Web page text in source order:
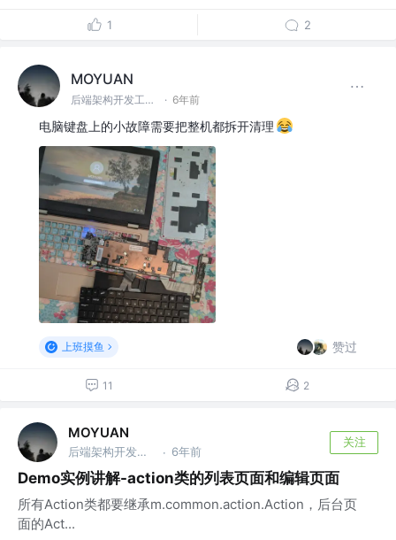
1 2
MOYUAN
后端架构开发工程师 @M快速开发框架 · 6年前
电脑键盘上的小故障需要把整机都拆开清理
上班摸鱼 赞过
11 2
MOYUAN
后端架构开发工程师 @M快速开发框架 · 6年前
关注
Demo实例讲解-action类的列表页面和编辑页面
所有Action类都要继承m.common.action.Action，后台页
面的Act...